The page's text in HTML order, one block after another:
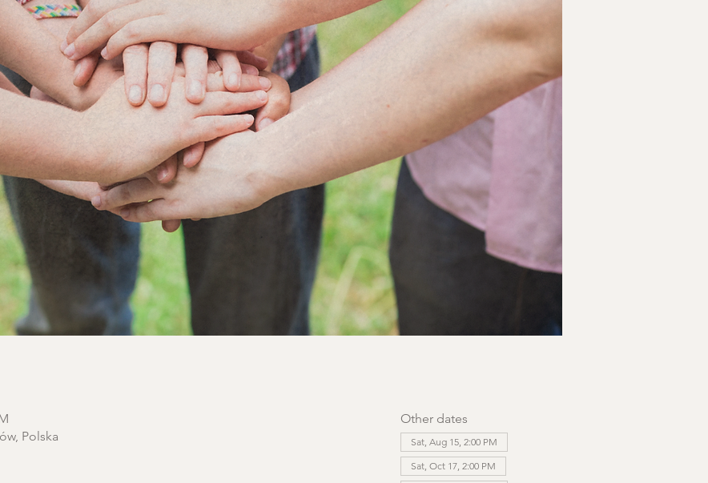
Polska
Other dates
Sat, Aug 15, 2:00 PM
Sat, Oct 17, 2:00 PM